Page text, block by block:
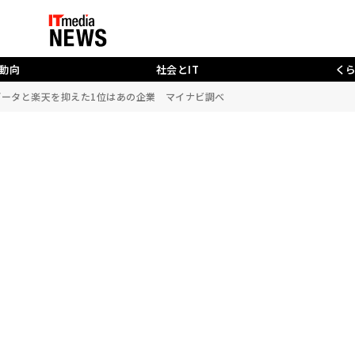
向 社会とIT く
タと楽天を抑えた1位はあの企業 マイナビ調べ